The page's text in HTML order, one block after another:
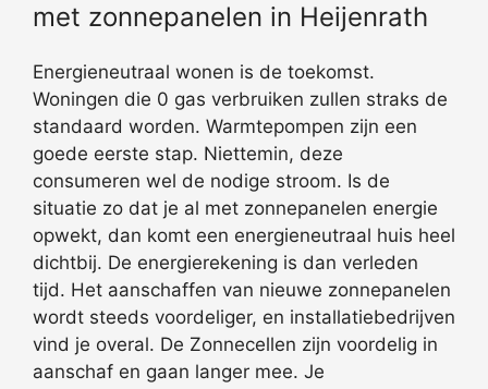
met zonnepanelen in Heijenrath
Energieneutraal wonen is de toekomst.
Woningen die 0 gas verbruiken zullen straks de
standaard worden. Warmtepompen zijn een
goede eerste stap. Niettemin, deze
consumeren wel de nodige stroom. Is de
situatie zo dat je al met zonnepanelen energie
opwekt, dan komt een energieneutraal huis heel
dichtbij. De energierekening is dan verleden
tijd. Het aanschaffen van nieuwe zonnepanelen
wordt steeds voordeliger, en installatiebedrijven
vind je overal. De Zonnecellen zijn voordelig in
aanschaf en gaan langer mee. Je